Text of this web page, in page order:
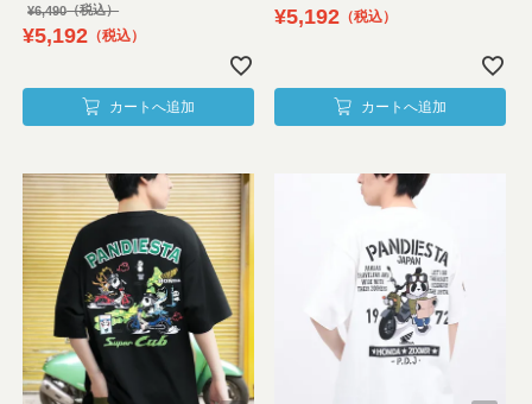
¥6,490
¥5,192 税込
カートへ追加
¥5,192 税込
カートへ追加